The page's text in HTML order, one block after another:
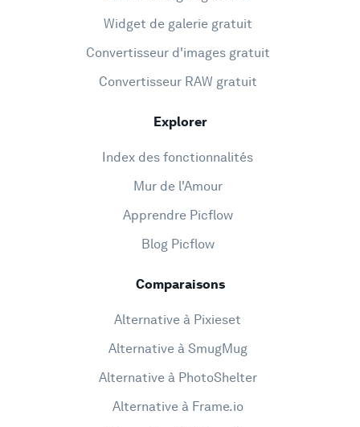
Widget de galerie gratuit
Convertisseur d'images gratuit
Convertisseur RAW gratuit
Explorer
Index des fonctionnalités
Mur de l'Amour
Apprendre Picflow
Blog Picflow
Comparaisons
Alternative à Pixieset
Alternative à SmugMug
Alternative à PhotoShelter
Alternative à Frame.io